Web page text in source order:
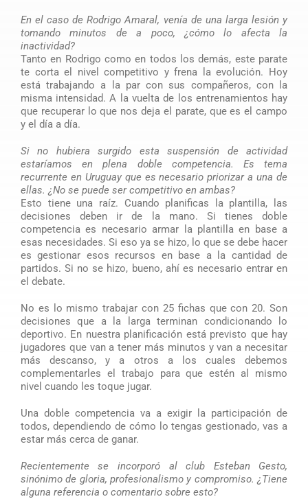
En el caso de Rodrigo Amaral, venía de una larga lesión y
tomando minutos de a poco, ¿cómo lo afecta la
inactividad?
Tanto en Rodrigo como en todos los demás, este parate
te corta el nivel competitivo y frena la evolución. Hoy
está trabajando a la par con sus compañeros, con la
misma intensidad. A la vuelta de los entrenamientos hay
que recuperar lo que nos deja el parate, que es el campo
y el día a día.
Si no hubiera surgido esta suspensión de actividad
estaríamos en plena doble competencia. Es tema
recurrente en Uruguay que es necesario priorizar a una de
ellas. ¿No se puede ser competitivo en ambas?
Esto tiene una raíz. Cuando planificas la plantilla, las
decisiones deben ir de la mano. Si tienes doble
competencia es necesario armar la plantilla en base a
esas necesidades. Si eso ya se hizo, lo que se debe hacer
es gestionar esos recursos en base a la cantidad de
partidos. Si no se hizo, bueno, ahí es necesario entrar en
el debate.
No es lo mismo trabajar con 25 fichas que con 20. Son
decisiones que a la larga terminan condicionando lo
deportivo. En nuestra planificación está previsto que hay
jugadores que van a tener más minutos y van a necesitar
más descanso, y a otros a los cuales debemos
complementarles el trabajo para que estén al mismo
nivel cuando les toque jugar.
Una doble competencia va a exigir la participación de
todos, dependiendo de cómo lo tengas gestionado, vas a
estar más cerca de ganar.
Recientemente se incorporó al club Esteban Gesto,
sinónimo de gloria, profesionalismo y compromiso. ¿Tiene
alguna referencia o comentario sobre esto?